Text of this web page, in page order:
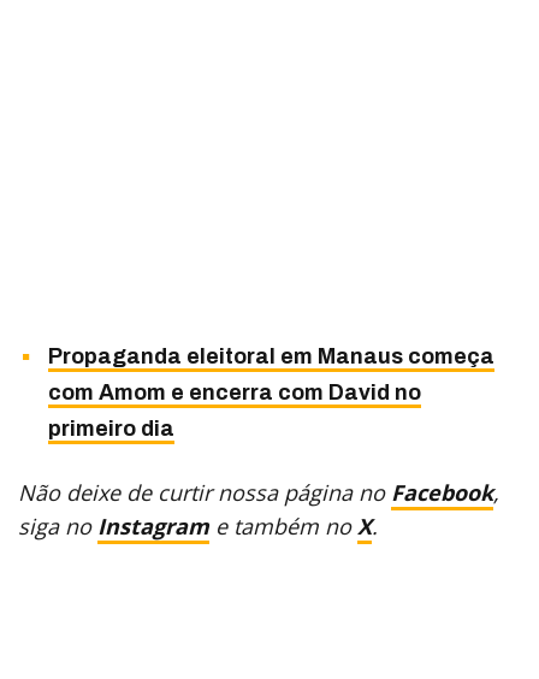
Propaganda eleitoral em Manaus começa
com Amom e encerra com David no
primeiro dia
Não deixe de curtir nossa página no Facebook,
siga no Instagram e também noX.